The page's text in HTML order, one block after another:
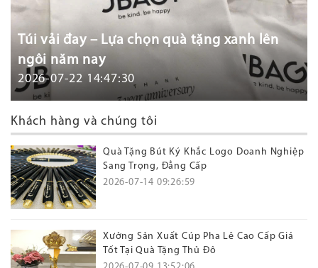
Túi vải đay – Lựa chọn quà tặng xanh lên
ngôi năm nay
2026-07-22 14:47:30
Khách hàng và chúng tôi
Quà Tặng Bút Ký Khắc Logo Doanh Nghiệp
Sang Trọng, Đẳng Cấp
2026-07-14 09:26:59
Xưởng Sản Xuất Cúp Pha Lê Cao Cấp Giá
Tốt Tại Quà Tặng Thủ Đô